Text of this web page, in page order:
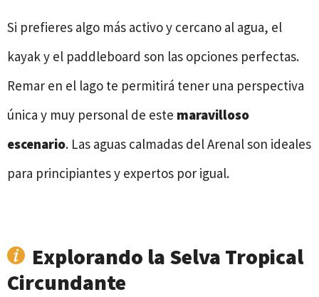
Si prefieres algo más activo y cercano al agua, el
kayak y el paddleboard son las opciones perfectas.
Remar en el lago te permitirá tener una perspectiva
única y muy personal de este maravilloso
escenario. Las aguas calmadas del Arenal son ideales
para principiantes y expertos por igual.
Explorando la Selva Tropical
Circundante